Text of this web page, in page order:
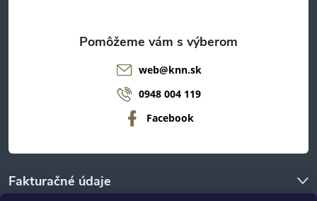
Fakturačné údaje
web@knn.sk
0948 004 119
Facebook